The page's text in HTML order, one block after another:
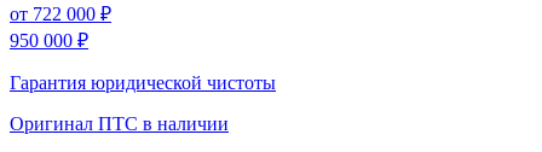
от 722 000 ₽
950 000 ₽
Гарантия юридической чистоты
Оригинал ПТС в наличии